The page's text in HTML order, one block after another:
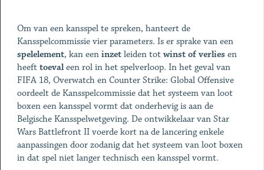
Om van een kansspel te spreken, hanteert de
Kansspelcommissie vier parameters. Is er sprake van een
spelelement, kan een inzetleiden tot winst of verlies en
heeft toevaleen rol in het spelverloop. In het geval van
FIFA 18, Overwatch en Counter Strike: Global Offensive
oordeelt de Kansspelcommissie dat het systeem van loot
boxen een kansspel vormt dat onderhevig is aan de
Belgische Kansspelwetgeving. De ontwikkelaar van Star
Wars Battlefront II voerde kort na de lancering enkele
aanpassingen door zodanig dat het systeem van loot boxen
in dat spel niet langer technisch een kansspel vormt.